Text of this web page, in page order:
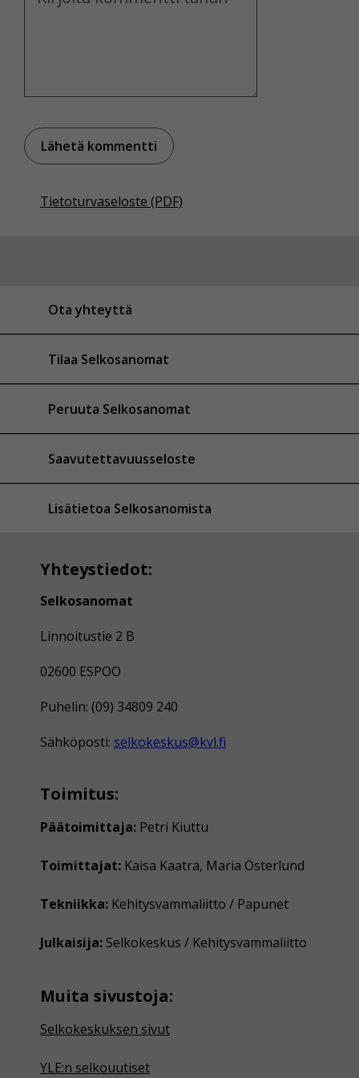
Tietoturvaseloste (PDF)
Ota yhteyttä
Tilaa Selkosanomat
Peruuta Selkosanomat
Saavutettavuusseloste
Lisätietoa Selkosanomista
Yhteystiedot:
Selkosanomat
Linnoitustie 2 B
02600 ESPOO
Puhelin: (09) 34809 240
Sähköposti: selkokeskus@kvl.fi
Toimitus:
Päätoimittaja: Petri Kiuttu
Toimittajat: Kaisa Kaatra, Maria Österlund
Tekniikka: Kehitysvammaliitto / Papunet
Julkaisija: Selkokeskus / Kehitysvammaliitto
Muita sivustoja:
Selkokeskuksen sivut
YLE:n selkouutiset